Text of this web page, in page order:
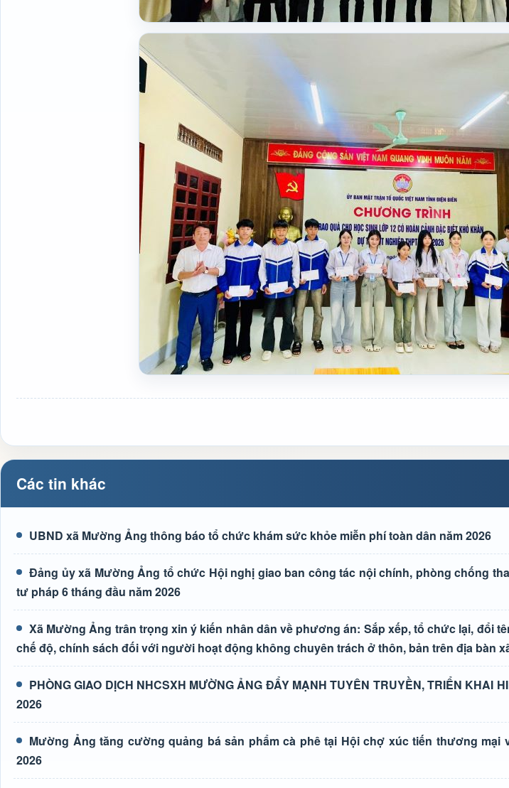
Các tin khác
UBND xã Mường Ảng thông báo tổ chức khám sức khỏe miễn phí toàn dân năm 2026
Đảng ủy xã Mường Ảng tổ chức Hội nghị giao ban công tác nội chính, phòng chống
tư pháp 6 tháng đầu năm 2026
Xã Mường Ảng trân trọng xin ý kiến nhân dân về phương án: Sắp xếp, tổ chức lại, đổi
chế độ, chính sách đối với người hoạt động không chuyên trách ở thôn, bản trên địa bàn
PHÒNG GIAO DỊCH NHCSXH MƯỜNG ẢNG ĐẨY MẠNH TUYÊN TRUYỀN, TRIỂN KHAI
2026
Mường Ảng tăng cường quảng bá sản phẩm cà phê tại Hội chợ xúc tiến thương mại
2026